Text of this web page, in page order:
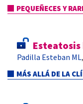
PEQUEÑECES Y
Padilla Esteban ML,
MÁS ALLÁ DE LA